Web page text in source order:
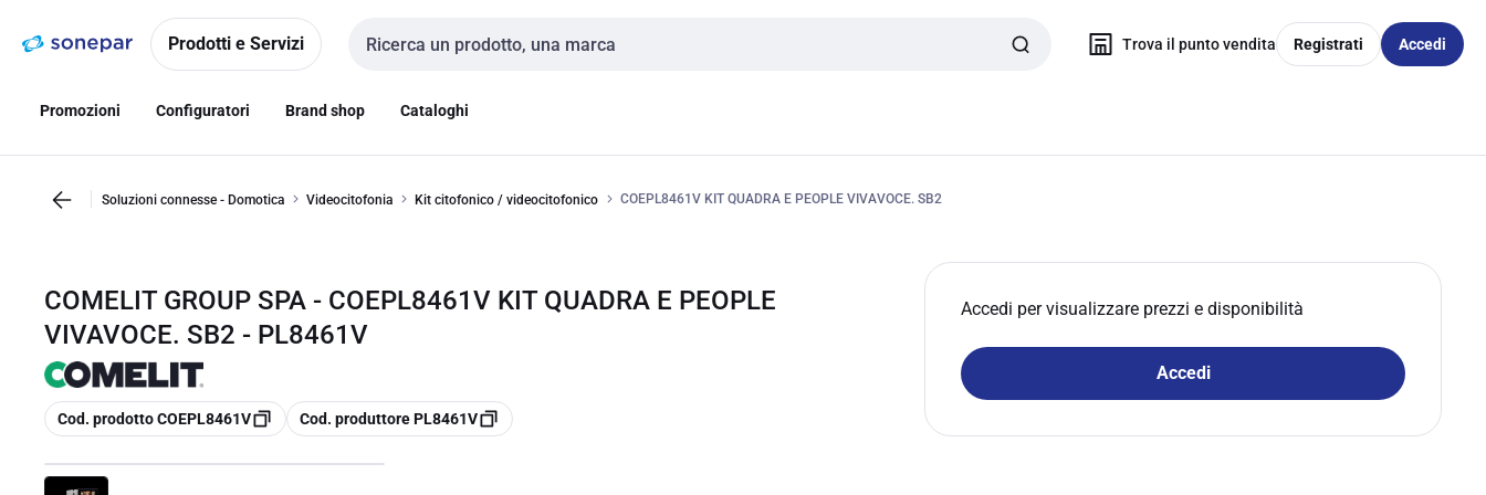
navigazionealla
Prodotti e Servizi
Cerca input
Trova il punto vendita Registrati Accedi
Promozioni Configuratori Brand shop Cataloghi
Soluzioni connesse - Domotica Videocitofonia Kit citofonico / videocitofonico COEPL8461V KIT QUADRA E PEOPLE VIVAVOCE. SB2
COMELIT GROUP SPA - COEPL8461V KIT QUADRA E PEOPLE
VIVAVOCE. SB2 - PL8461V
copia
Cod. prodotto COEPL8461V copia
Cod. produttore PL8461V
Accedi per visualizzare prezzi e disponibilità
Accedi